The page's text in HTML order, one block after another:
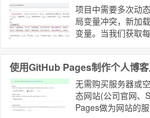
项目中需要多次动
局变量冲突，新加
变量。当我们获取
使用GitHub Pages制作个人博
无需购买服务器或
态网站(公司官网、
Pages做为网站的